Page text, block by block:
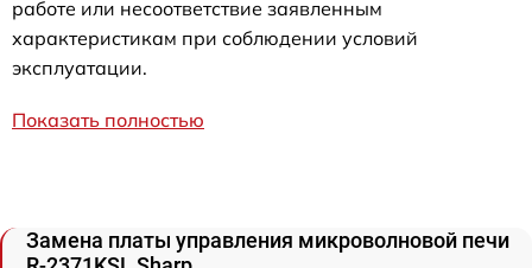
работе или несоответствие заявленным
характеристикам при соблюдении условий
эксплуатации.
Показать полностью
Замена платы управления микроволновой печи